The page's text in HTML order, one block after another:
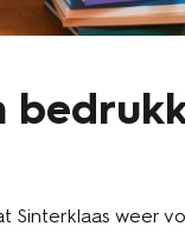
Sinterklaas weer